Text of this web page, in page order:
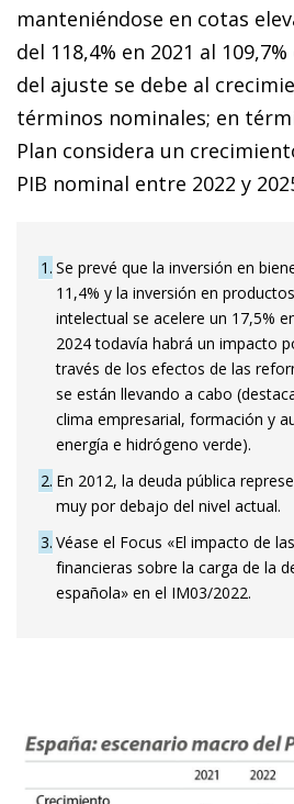
manteniéndose en cotas
del 118,4% en 2021 al
del ajuste se debe al
términos nominales; en
Plan considera un
PIB nominal entre 2022 y
1 Se prevé que la inversión en
11,4% y la inversión en
intelectual se acelere un 17,5%
2024 todavía habrá un impacto
través de los efectos de las
se están llevando a cabo
clima empresarial, formación y
energía e hidrógeno verde).
2 En 2012, la deuda pública
muy por debajo del nivel actual.
3 Véase el Focus «El impacto de
financieras sobre la carga de la
española» en el IM03/2022.